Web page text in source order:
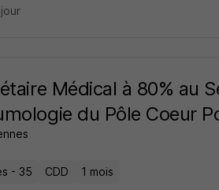
Médical à 80% au
du Pôle Coeur
- 35 CDD 1 mois